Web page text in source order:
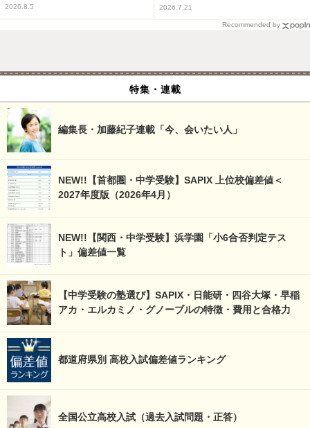
2026.8.5 2026.7.21
Recommended by
特集・連載
編集長・加藤紀子連載「今、会いたい人」
NEW!!【首都圏・中学受験】SAPIX 上位校偏差値＜
2027年度版（2026年4月）
NEW!!【関西・中学受験】浜学園「小6合否判定テス
ト」偏差値一覧
【中学受験の塾選び】SAPIX・日能研・四谷大塚・早稲
アカ・エルカミノ・グノーブルの特徴・費用と合格力
都道府県別 高校入試偏差値ランキング
全国公立高校入試（過去入試問題・正答）